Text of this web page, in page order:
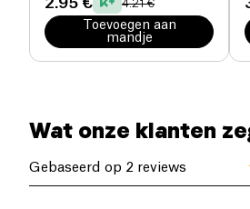
4.21 €
Toevoegen aan
mandje
Wat onze klanten
Gebaseerd op 2 reviews